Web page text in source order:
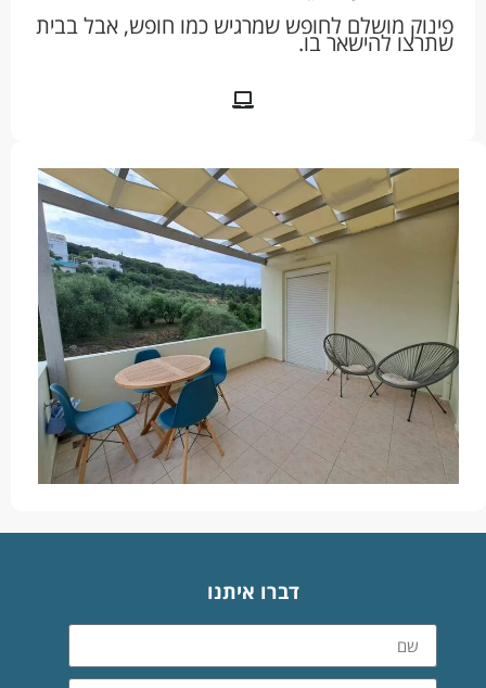
פינוק מושלם לחופש שמרגיש כמו חופש, אבל בבית
שתרצו להישאר בו.
דברו איתנו